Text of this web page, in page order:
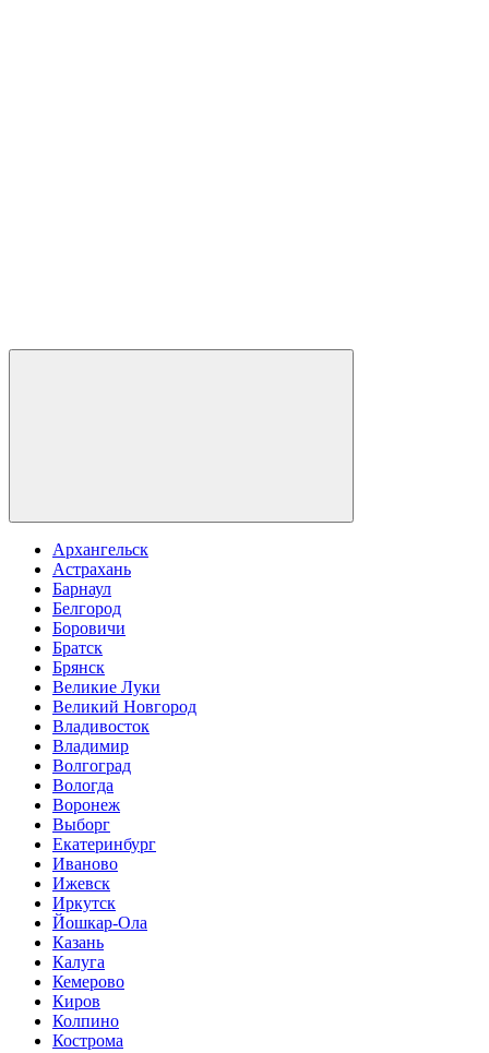
Архангельск
Астрахань
Барнаул
Белгород
Боровичи
Братск
Брянск
Великие Луки
Великий Новгород
Владивосток
Владимир
Волгоград
Вологда
Воронеж
Выборг
Екатеринбург
Иваново
Ижевск
Иркутск
Йошкар-Ола
Казань
Калуга
Кемерово
Киров
Колпино
Кострома